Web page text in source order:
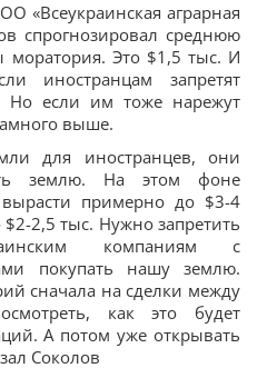
«Всеукраинская аграрная
спрогнозировал среднюю
моратория. Это $1,5 тыс. И
иностранцам запретят
Но если им тоже нарежут
выше.
для иностранцев, они
землю. На этом фоне
вырасти примерно до $3-4
$2-2,5 тыс. Нужно запретить
компаниям с
покупать нашу землю.
сначала на сделки между
как это будет
А потом уже открывать
Соколов